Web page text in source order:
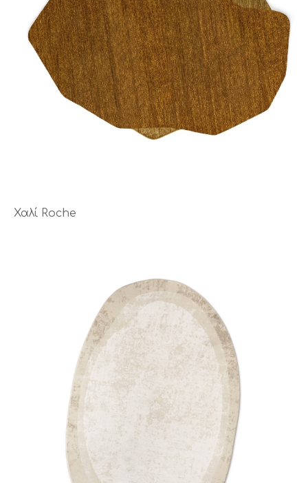
Χαλί Roche